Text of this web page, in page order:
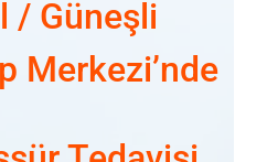
/ Güneşli
Merkezi’nde